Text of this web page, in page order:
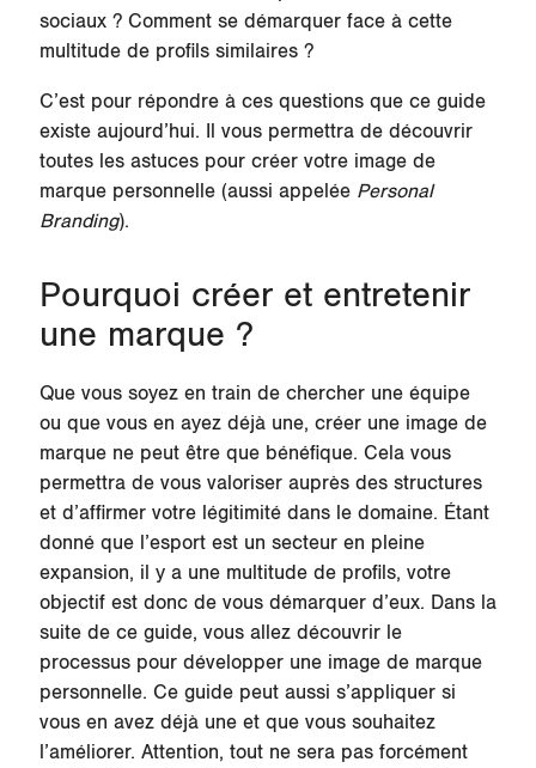
sociaux ? Comment se démarquer face à cette
multitude de profils similaires ?
C’est pour répondre à ces questions que ce guide
existe aujourd’hui. Il vous permettra de découvrir
toutes les astuces pour créer votre image de
marque personnelle (aussi appelée Personal
Branding).
Pourquoi créer et entretenir
une marque ?
Que vous soyez en train de chercher une équipe
ou que vous en ayez déjà une, créer une image de
marque ne peut être que bénéfique. Cela vous
permettra de vous valoriser auprès des structures
et d’affirmer votre légitimité dans le domaine. Étant
donné que l’esport est un secteur en pleine
expansion, il y a une multitude de profils, votre
objectif est donc de vous démarquer d’eux. Dans la
suite de ce guide, vous allez découvrir le
processus pour développer une image de marque
personnelle. Ce guide peut aussi s’appliquer si
vous en avez déjà une et que vous souhaitez
l’améliorer. Attention, tout ne sera pas forcément